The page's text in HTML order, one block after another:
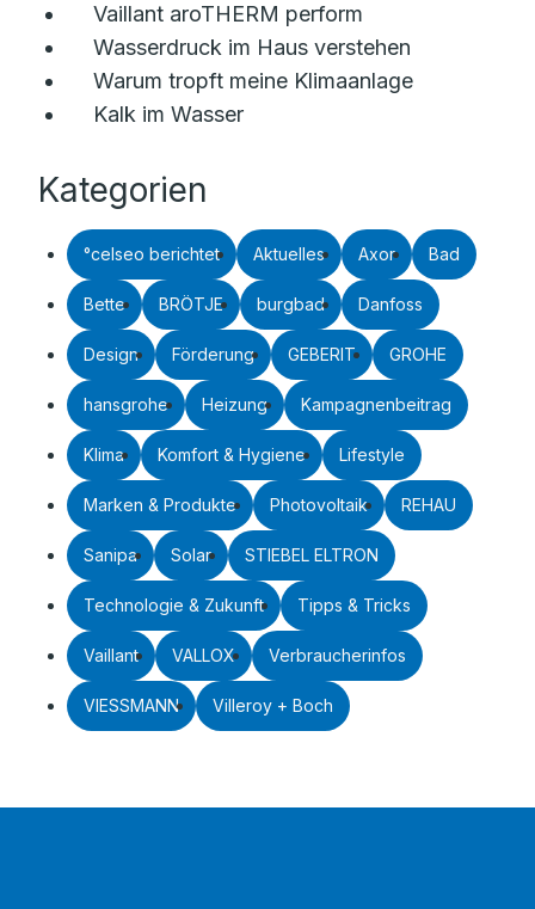
Vaillant aroTHERM perform
Wasserdruck im Haus verstehen
Warum tropft meine Klimaanlage
Kalk im Wasser
Kategorien
°celseo berichtet Aktuelles Axor Bad
Bette BRÖTJE burgbad Danfoss
Design Förderung GEBERIT GROHE
hansgrohe Heizung Kampagnenbeitrag
Klima Komfort & Hygiene Lifestyle
Marken & Produkte Photovoltaik REHAU
Sanipa Solar STIEBEL ELTRON
Technologie & Zukunft Tipps & Tricks
Vaillant VALLOX Verbraucherinfos
VIESSMANN Villeroy + Boch